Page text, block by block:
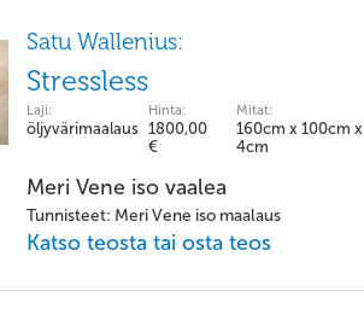
Satu Wallenius:
Stressless
Laji:
öljyvärimaalaus
Hinta:
1800,00
€
Mitat:
160cm x 100cm x
4cm
Meri Vene iso vaalea
Tunnisteet: Meri Vene iso maalaus
Katso teosta tai osta teos